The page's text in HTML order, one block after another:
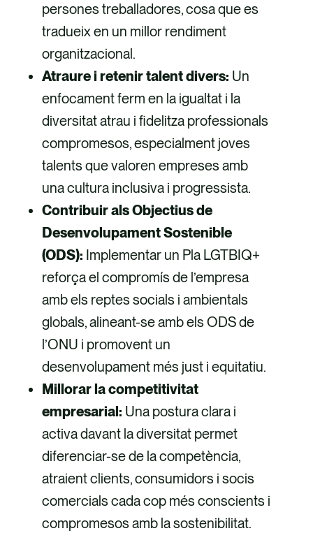
persones treballadores, cosa que es
tradueix en un millor rendiment
organitzacional.
Atraure i retenir talent divers: Un
enfocament ferm en la igualtat i la
diversitat atrau i fidelitza professionals
compromesos, especialment joves
talents que valoren empreses amb
una cultura inclusiva i progressista.
Contribuir als Objectius de
Desenvolupament Sostenible
(ODS): Implementar un Pla LGTBIQ+
reforça el compromís de l’empresa
amb els reptes socials i ambientals
globals, alineant-se amb els ODS de
l’ONU i promovent un
desenvolupament més just i equitatiu.
Millorar la competitivitat
empresarial: Una postura clara i
activa davant la diversitat permet
diferenciar-se de la competència,
atraient clients, consumidors i socis
comercials cada cop més conscients i
compromesos amb la sostenibilitat.